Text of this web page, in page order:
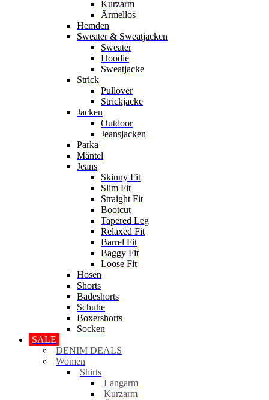
Kurzarm
Ärmellos
Hemden
Sweater & Sweatjacken
Sweater
Hoodie
Sweatjacke
Strick
Pullover
Strickjacke
Jacken
Outdoor
Jeansjacken
Parka
Mäntel
Jeans
Skinny Fit
Slim Fit
Straight Fit
Bootcut
Tapered Leg
Relaxed Fit
Barrel Fit
Baggy Fit
Loose Fit
Hosen
Shorts
Badeshorts
Schuhe
Boxershorts
Socken
SALE
DENIM DEALS
Women
Shirts
Langarm
Kurzarm